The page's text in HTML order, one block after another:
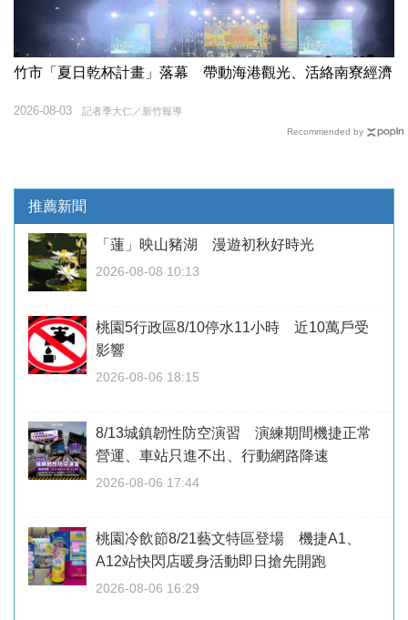
竹市「夏日乾杯計畫」落幕 帶動海港觀光、活絡南寮經濟
記者季大仁／新竹報導
2026-08-03
Recommended by
推薦新聞
「蓮」映山豬湖 漫遊初秋好時光
2026-08-08 10:13
桃園5行政區8/10停水11小時 近10萬戶受
影響
2026-08-06 18:15
8/13城鎮韌性防空演習 演練期間機捷正常
營運、車站只進不出、行動網路降速
2026-08-06 17:44
桃園冷飲節8/21藝文特區登場 機捷A1、
A12站快閃店暖身活動即日搶先開跑
2026-08-06 16:29